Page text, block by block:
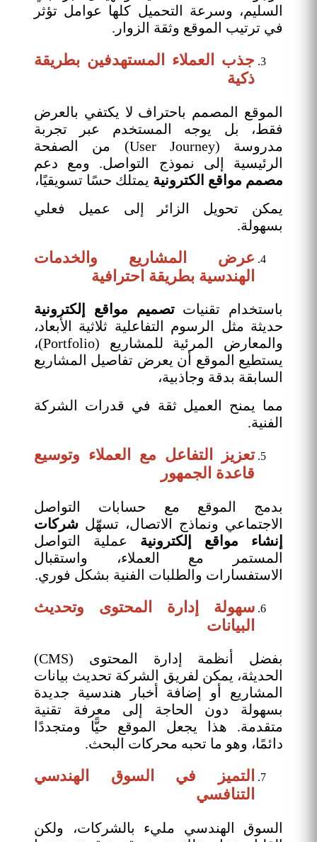
السليم، وسرعة التحميل كلها عوامل تؤثر
في ترتيب الموقع وثقة الزوار.
جذب العملاء المستهدفين بطريقة
ذكية
الموقع المصمم باحتراف لا يكتفي بالعرض
فقط، بل يوجه المستخدم عبر تجربة
مدروسة (User Journey) من الصفحة
الرئيسية إلى نموذج التواصل. ومع دعم
مصمم مواقع الكترونية يمتلك حسًا تسويقيًا،
يمكن تحويل الزائر إلى عميل فعلي
بسهولة.
عرض المشاريع والخدمات
الهندسية بطريقة احترافية
باستخدام تقنيات تصميم مواقع إلكترونية
حديثة مثل الرسوم التفاعلية ثلاثية الأبعاد،
والمعارض المرئية للمشاريع (Portfolio)،
يستطيع الموقع أن يعرض تفاصيل المشاريع
السابقة بدقة وجاذبية،
مما يمنح العميل ثقة في قدرات الشركة
الفنية.
تعزيز التفاعل مع العملاء وتوسيع
قاعدة الجمهور
بدمج الموقع مع حسابات التواصل
الاجتماعي ونماذج الاتصال، تسهّل شركات
إنشاء مواقع إلكترونية عملية التواصل
المستمر مع العملاء، واستقبال
الاستفسارات والطلبات الفنية بشكل فوري.
سهولة إدارة المحتوى وتحديث
البيانات
بفضل أنظمة إدارة المحتوى (CMS)
الحديثة، يمكن لفريق الشركة تحديث بيانات
المشاريع أو إضافة أخبار هندسية جديدة
بسهولة دون الحاجة إلى معرفة تقنية
متقدمة. هذا يجعل الموقع حيًّا ومتجددًا
دائمًا، وهو ما تحبه محركات البحث.
التميز في السوق الهندسي
التنافسي
السوق الهندسي مليء بالشركات، ولكن